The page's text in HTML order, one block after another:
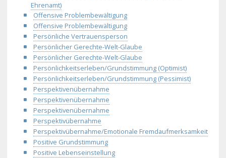
Ehrenamt)
Offensive Problembewältigung
Offensive Problembewältigung
Persönliche Vertrauensperson
Persönlicher Gerechte-Welt-Glaube
Persönlicher Gerechte-Welt-Glaube
Persönlichkeitserleben/Grundstimmung (Optimist)
Persönlichkeitserleben/Grundstimmung (Pessimist)
Perspektivenübernahme
Perspektivenübernahme
Perspektivenübernahme
Perspektivübernahme
Perspektivübernahme/Emotionale Fremdaufmerksamkeit
Positive Grundstimmung
Positive Lebenseinstellung